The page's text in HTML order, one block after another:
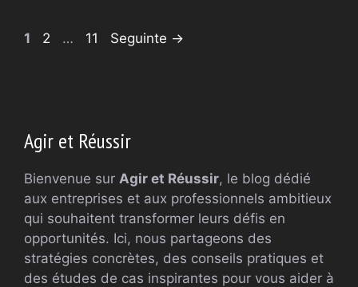
Página
1 Página
2 … Página
11 Seguinte →
Agir et Réussir
Bienvenue sur Agir et Réussir, le blog dédié
aux entreprises et aux professionnels ambitieux
qui souhaitent transformer leurs défis en
opportunités. Ici, nous partageons des
stratégies concrètes, des conseils pratiques et
des études de cas inspirantes pour vous aider à